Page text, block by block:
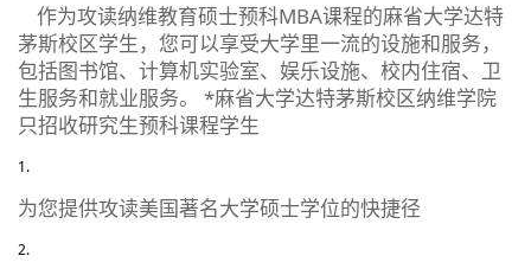
作为攻读纳维教育硕士预科MBA课程的麻省大学达特
茅斯校区学生，您可以享受大学里一流的设施和服务，
包括图书馆、计算机实验室、娱乐设施、校内住宿、卫
生服务和就业服务。 *麻省大学达特茅斯校区纳维学院
只招收研究生预科课程学生
为您提供攻读美国著名大学硕士学位的快捷径